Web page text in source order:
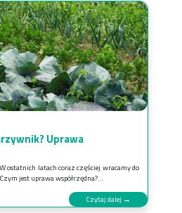
Uprawa
ostatnich latach coraz częściej wracamy do
jest uprawa współrzędna?...
Czytaj dalej →